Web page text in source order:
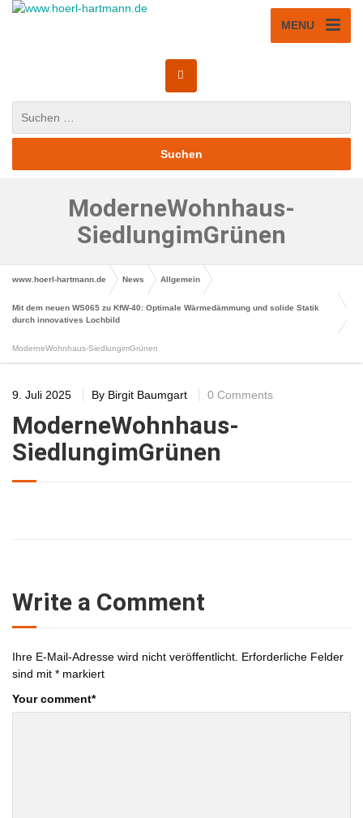
MENU
ModerneWohnhaus-
SiedlungimGrünen
www.hoerl-hartmann.de News Allgemein
Mit dem neuen WS065 zu KfW-40: Optimale Wärmedämmung und solide Statik
durch innovatives Lochbild
ModerneWohnhaus-SiedlungimGrünen
9. Juli 2025 By Birgit Baumgart 0 Comments
ModerneWohnhaus-
SiedlungimGrünen
Write a Comment
Ihre E-Mail-Adresse wird nicht veröffentlicht. Erforderliche Felder
sind mit * markiert
Your comment*